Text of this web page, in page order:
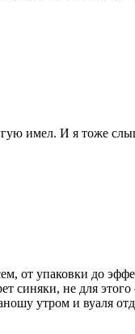
имел. И я тоже
от упаковки до
синяки, не для
утром и вуаля